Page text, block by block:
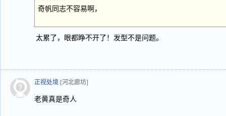
奇帆同志不容易啊，
太累了，眼都睁不开了！发型不是问题。
正视处境 [河北廊坊]
老黄真是奇人